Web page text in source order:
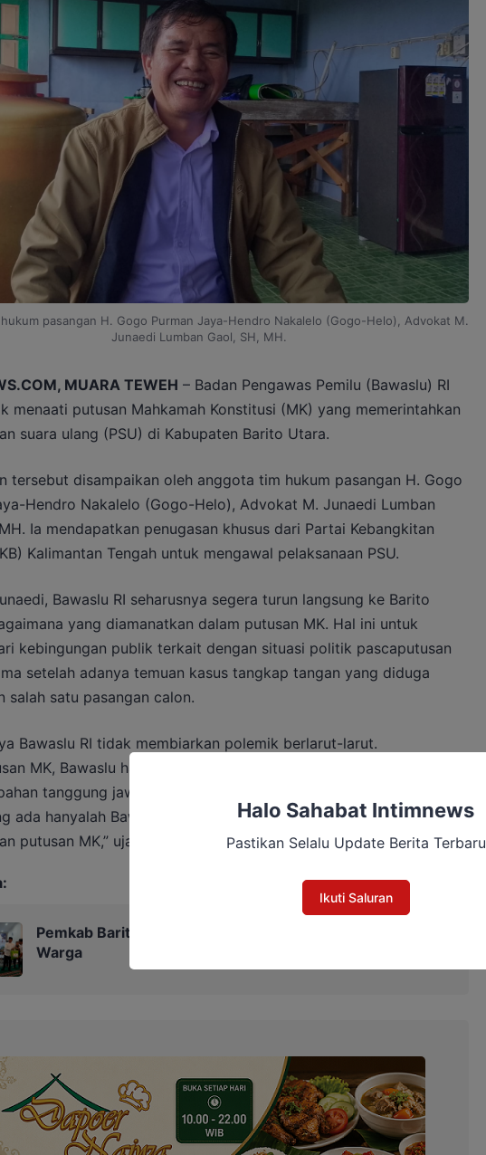
pasangan H. Gogo Purman Jaya-Hendro Nakalelo (Gogo-Helo), Advokat M.
Junaedi Lumban Gaol, SH, MH.
MUARA TEWEH – Badan Pengawas Pemilu (Bawaslu) RI
menaati putusan Mahkamah Konstitusi (MK) yang memerintahkan
suara ulang (PSU) di Kabupaten Barito Utara.
tersebut disampaikan oleh anggota tim hukum pasangan H. Gogo
Hendro Nakalelo (Gogo-Helo), Advokat M. Junaedi Lumban
Ia mendapatkan penugasan khusus dari Partai Kebangkitan
Kalimantan Tengah untuk mengawal pelaksanaan PSU.
Bawaslu RI seharusnya segera turun langsung ke Barito
yang diamanatkan dalam putusan MK. Hal ini untuk
kebingungan publik terkait dengan situasi politik pascaputusan
setelah adanya temuan kasus tangkap tangan yang diduga
salah satu pasangan calon.
Bawaslu RI tidak membiarkan polemik berlarut-larut.
MK, Bawaslu harus bertindak sebagai satu kesatuan. Tidak ada
tanggung jawab antara Bawaslu kabupaten, provinsi, dan
ada hanyalah Bawaslu sebagai satu entitas yang bertindak
putusan MK,” ujar Junaedi, Kamis (20/3/2025), di Muara Teweh.
Pemkab Barito Utara Fasilitasi Pengumpulan Zakat untuk
Warga
Halo Sahabat Intimnews
Pastikan Selalu Update Berita Terbaru
Ikuti Saluran